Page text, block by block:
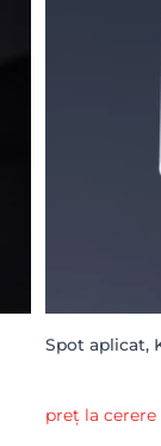
Spot aplicat,
preț la cerere